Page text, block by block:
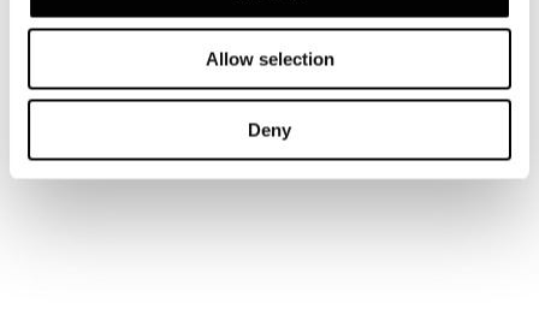
Allow selection
Deny